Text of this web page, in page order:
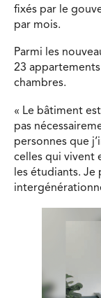
fixés par le
par mois.
Parmi les
23
chambres.
« Le bâtiment
pas
personnes que
celles qui vivent
les étudiants.